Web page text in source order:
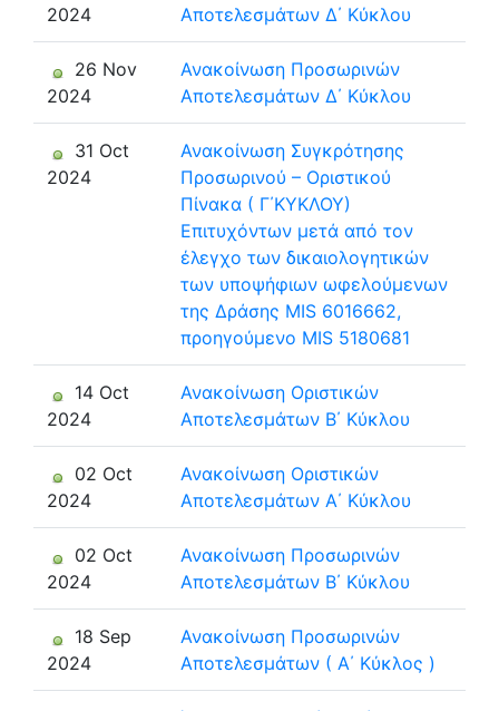
2024
Αποτελεσμάτων Δ΄ Κύκλου
26 Nov
2024
Ανακοίνωση Προσωρινών
Αποτελεσμάτων Δ΄ Κύκλου
31 Oct
2024
Ανακοίνωση Συγκρότησης
Προσωρινού – Οριστικού
Πίνακα ( Γ΄ΚΥΚΛΟΥ)
Επιτυχόντων μετά από τον
έλεγχο των δικαιολογητικών
των υποψήφιων ωφελούμενων
της Δράσης MIS 6016662,
προηγούμενο MIS 5180681
14 Oct
2024
Ανακοίνωση Οριστικών
Αποτελεσμάτων Β΄ Κύκλου
02 Oct
2024
Ανακοίνωση Οριστικών
Αποτελεσμάτων Α΄ Κύκλου
02 Oct
2024
Ανακοίνωση Προσωρινών
Αποτελεσμάτων Β΄ Κύκλου
18 Sep
2024
Ανακοίνωση Προσωρινών
Αποτελεσμάτων ( Α΄ Κύκλος )